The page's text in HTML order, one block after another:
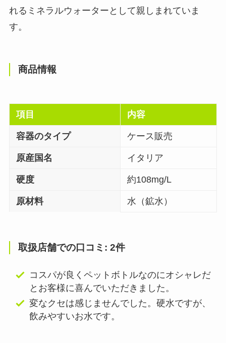
れるミネラルウォーターとして親しまれていま
す。
商品情報
項目 内容
容器のタイプ ケース販売
原産国名 イタリア
硬度 約108mg/L
原材料 水（鉱水）
取扱店舗での口コミ: 2件
コスパが良くペットボトルなのにオシャレだ
とお客様に喜んでいただきました。
変なクセは感じませんでした。硬水ですが、
飲みやすいお水です。